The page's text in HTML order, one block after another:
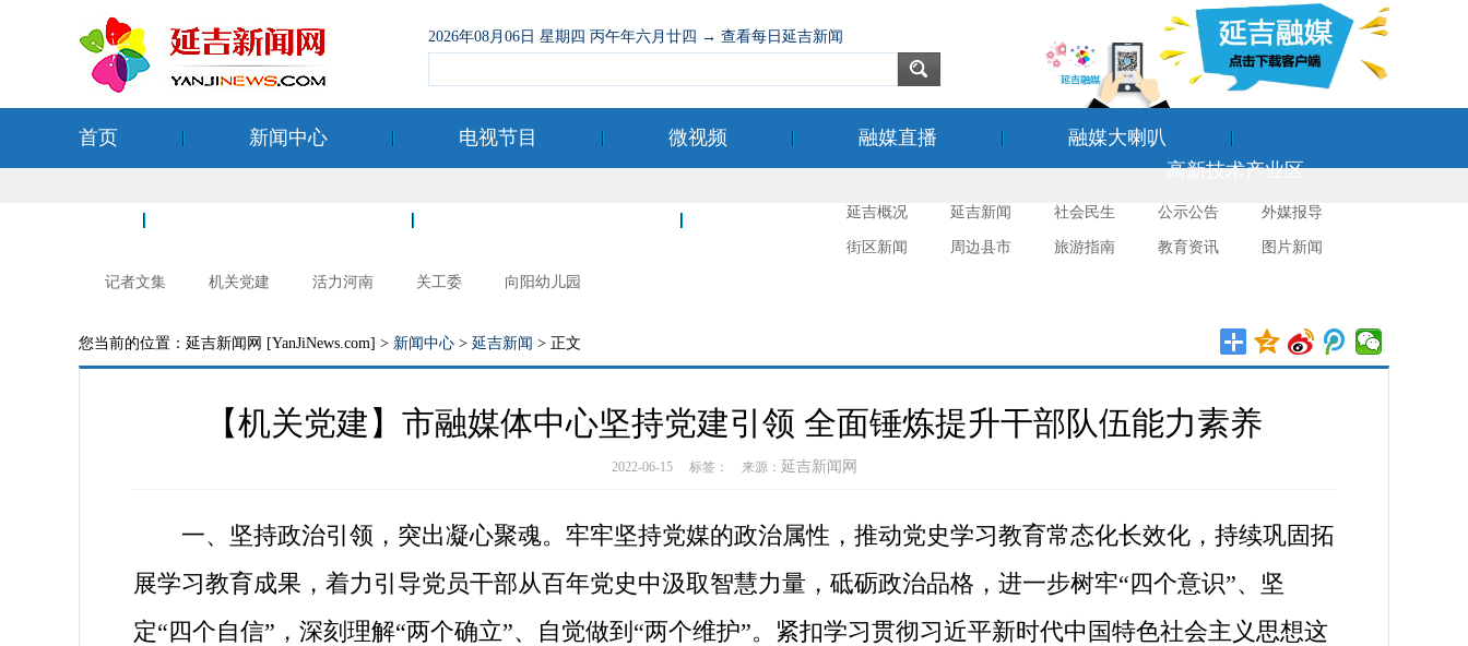
2026年08月06日 星期四 丙午年六月廿四 → 查看每日延吉新闻
首页 新闻中心 电视节目 微视频 融媒直播
融媒大喇叭
高新技术产业区
延吉概况 延吉新闻 社会民生 公示公告 外媒报导
街区新闻 周边县市 旅游指南 教育资讯 图片新闻
记者文集 机关党建 活力河南 关工委 向阳幼儿园
您当前的位置：延吉新闻网 [YanJiNews.com] > 新闻中心 > 延吉新闻 > 正文
【机关党建】市融媒体中心坚持党建引领 全面锤炼提升干部队伍能力素养
2022-06-15 标签： 来源： 延吉新闻网
一、坚持政治引领，突出凝心聚魂。牢牢坚持党媒的政治属性，推动党史学习教育常态化长效化，持续巩固拓
展学习教育成果，着力引导党员干部从百年党史中汲取智慧力量，砥砺政治品格，进一步树牢“四个意识”、坚
定“四个自信”，深刻理解“两个确立”、自觉做到“两个维护”。紧扣学习贯彻习近平新时代中国特色社会主义思想这